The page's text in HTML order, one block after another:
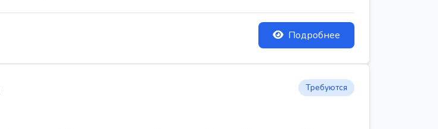
Подробнее
Требуются